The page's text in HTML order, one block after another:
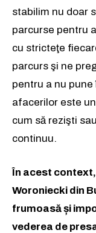
stabilim nu doar
parcurse pentru
cu stricteţe
parcurs şi ne
pentru a nu
afacerilor este
cum să rezişti
continuu.
În acest
Woroniecki din
frumoasă și
vederea de